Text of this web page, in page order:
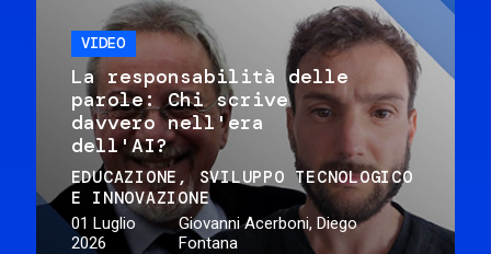
VIDEO
La responsabilità delle
parole: Chi scrive
davvero nell'era
dell'AI?
EDUCAZIONE
SVILUPPO TECNOLOGICO
E INNOVAZIONE
01 Luglio
2026
Giovanni Acerboni, Diego
Fontana